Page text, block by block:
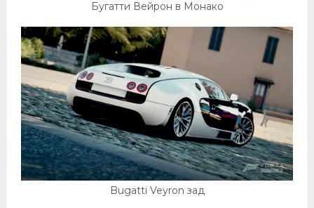
Бугатти Вейрон в Монако
Bugatti Veyron зад